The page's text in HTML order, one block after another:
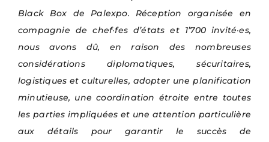
Black Box de Palexpo. Réception organisée en
compagnie de chef·fes d’états et 1’700 invité·es,
nous avons dû, en raison des nombreuses
considérations diplomatiques, sécuritaires,
logistiques et culturelles, adopter une planification
minutieuse, une coordination étroite entre toutes
les parties impliquées et une attention particulière
aux détails pour garantir le succès de